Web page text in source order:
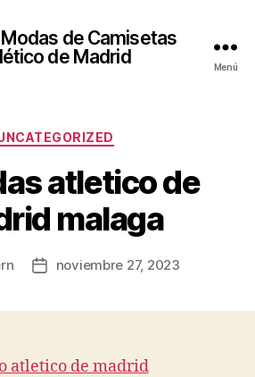
de Camisetas
de Madrid
Menú
Categorías
atletico de
malaga
Fechanoviembre 27, 2023